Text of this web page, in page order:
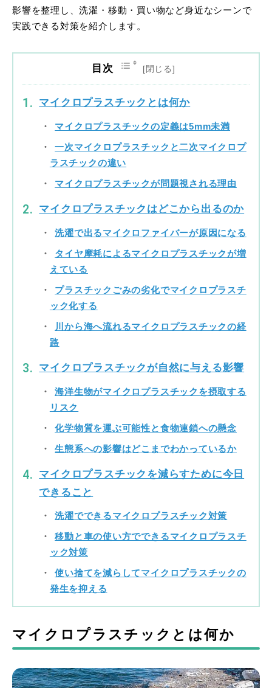
影響を整理し、洗濯・移動・買い物など身近なシーンで
実践できる対策を紹介します。
目次
マイクロプラスチックとは何か
マイクロプラスチックの定義は5mm未満
一次マイクロプラスチックと二次マイクロプ
ラスチックの違い
マイクロプラスチックが問題視される理由
マイクロプラスチックはどこから出るのか
洗濯で出るマイクロファイバーが原因になる
タイヤ摩耗によるマイクロプラスチックが増
えている
プラスチックごみの劣化でマイクロプラスチ
ック化する
川から海へ流れるマイクロプラスチックの経
路
マイクロプラスチックが自然に与える影響
海洋生物がマイクロプラスチックを摂取する
リスク
化学物質を運ぶ可能性と食物連鎖への懸念
生態系への影響はどこまでわかっているか
マイクロプラスチックを減らすために今日
できること
洗濯でできるマイクロプラスチック対策
移動と車の使い方でできるマイクロプラスチ
ック対策
使い捨てを減らしてマイクロプラスチックの
発生を抑える
マイクロプラスチックとは何か